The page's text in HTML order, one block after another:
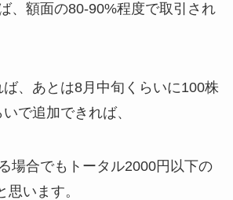
、額面の80-90%程度で取引され
ば、あとは8月中旬くらいに100株
で追加できれば、
場合でもトータル2000円以下の
思います。